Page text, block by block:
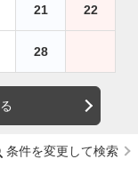
21 22
28
条件を変更して検索